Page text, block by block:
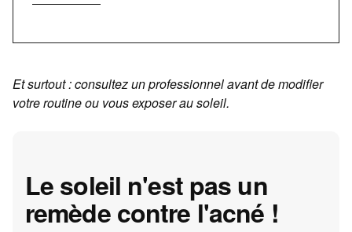
Et surtout : consultez un professionnel avant de modifier
votre routine ou vous exposer au soleil.
Le soleil n'est pas un
remède contre l'acné !